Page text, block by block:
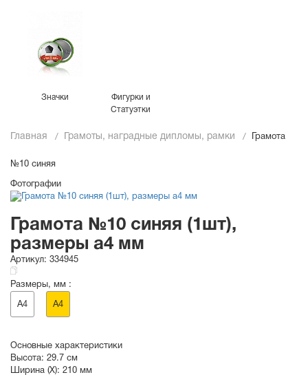
Значки
Фигурки и
Статуэтки
Главная Грамоты, наградные дипломы, рамки Грамота
№10 синяя
Фотографии
Грамота №10 синяя (1шт),
размеры a4 мм
Артикул: 334945
Размеры, мм :
A4 A4
Основные характеристики
Высота: 29.7 см
Ширина (X): 210 мм